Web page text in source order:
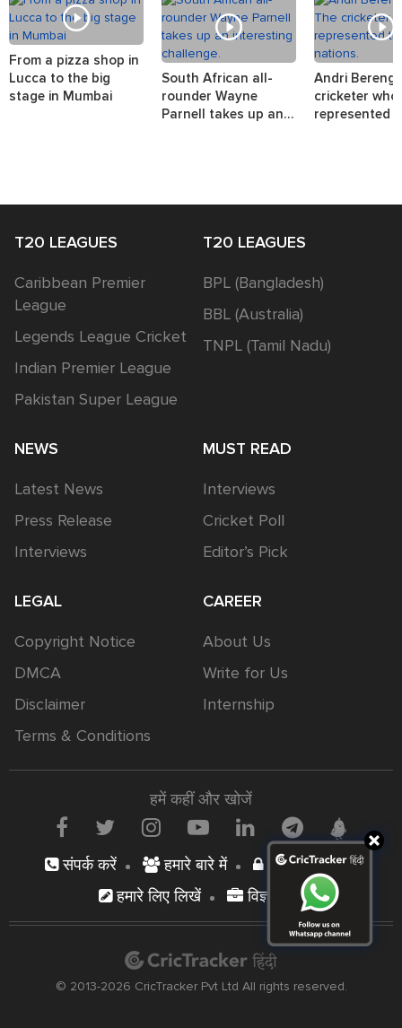
From a pizza shop in
Lucca to the big
stage in Mumbai
South African all-
rounder Wayne
Parnell takes up an
Andri
cricketer who
represented
T20 LEAGUES
Caribbean Premier
League
Legends League Cricket
Indian Premier League
Pakistan Super League
T20 LEAGUES
BPL (Bangladesh)
BBL (Australia)
TNPL (Tamil Nadu)
NEWS
Latest News
Press Release
Interviews
MUST READ
Interviews
Cricket Poll
Editor’s Pick
LEGAL
Copyright Notice
DMCA
Disclaimer
Terms & Conditions
CAREER
About Us
Write for Us
Internship
हमें कहीं और खोजें
संपर्क करें हमारे बारे में
निजता नीति
हमारे लिए लिखें
विज्ञापन दें
© 2013-2026 CricTracker Pvt Ltd All rights reserved.